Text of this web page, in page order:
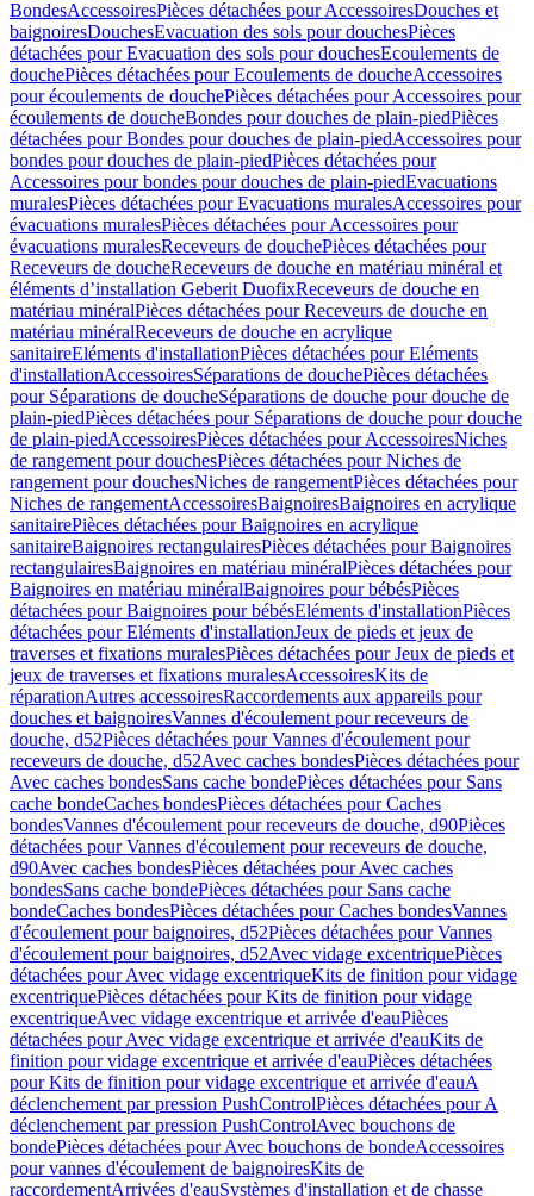
BondesAccessoiresPièces détachées pour AccessoiresDouches et
baignoiresDouchesEvacuation des sols pour douchesPièces
détachées pour Evacuation des sols pour douchesEcoulements de
douchePièces détachées pour Ecoulements de doucheAccessoires
pour écoulements de douchePièces détachées pour Accessoires pour
écoulements de doucheBondes pour douches de plain-piedPièces
détachées pour Bondes pour douches de plain-piedAccessoires pour
bondes pour douches de plain-piedPièces détachées pour
Accessoires pour bondes pour douches de plain-piedEvacuations
muralesPièces détachées pour Evacuations muralesAccessoires pour
évacuations muralesPièces détachées pour Accessoires pour
évacuations muralesReceveurs de douchePièces détachées pour
Receveurs de doucheReceveurs de douche en matériau minéral et
éléments d’installation Geberit DuofixReceveurs de douche en
matériau minéralPièces détachées pour Receveurs de douche en
matériau minéralReceveurs de douche en acrylique
sanitaireEléments d'installationPièces détachées pour Eléments
d'installationAccessoiresSéparations de douchePièces détachées
pour Séparations de doucheSéparations de douche pour douche de
plain-piedPièces détachées pour Séparations de douche pour douche
de plain-piedAccessoiresPièces détachées pour AccessoiresNiches
de rangement pour douchesPièces détachées pour Niches de
rangement pour douchesNiches de rangementPièces détachées pour
Niches de rangementAccessoiresBaignoiresBaignoires en acrylique
sanitairePièces détachées pour Baignoires en acrylique
sanitaireBaignoires rectangulairesPièces détachées pour Baignoires
rectangulairesBaignoires en matériau minéralPièces détachées pour
Baignoires en matériau minéralBaignoires pour bébésPièces
détachées pour Baignoires pour bébésEléments d'installationPièces
détachées pour Eléments d'installationJeux de pieds et jeux de
traverses et fixations muralesPièces détachées pour Jeux de pieds et
jeux de traverses et fixations muralesAccessoiresKits de
réparationAutres accessoiresRaccordements aux appareils pour
douches et baignoiresVannes d'écoulement pour receveurs de
douche, d52Pièces détachées pour Vannes d'écoulement pour
receveurs de douche, d52Avec caches bondesPièces détachées pour
Avec caches bondesSans cache bondePièces détachées pour Sans
cache bondeCaches bondesPièces détachées pour Caches
bondesVannes d'écoulement pour receveurs de douche, d90Pièces
détachées pour Vannes d'écoulement pour receveurs de douche,
d90Avec caches bondesPièces détachées pour Avec caches
bondesSans cache bondePièces détachées pour Sans cache
bondeCaches bondesPièces détachées pour Caches bondesVannes
d'écoulement pour baignoires, d52Pièces détachées pour Vannes
d'écoulement pour baignoires, d52Avec vidage excentriquePièces
détachées pour Avec vidage excentriqueKits de finition pour vidage
excentriquePièces détachées pour Kits de finition pour vidage
excentriqueAvec vidage excentrique et arrivée d'eauPièces
détachées pour Avec vidage excentrique et arrivée d'eauKits de
finition pour vidage excentrique et arrivée d'eauPièces détachées
pour Kits de finition pour vidage excentrique et arrivée d'eauA
déclenchement par pression PushControlPièces détachées pour A
déclenchement par pression PushControlAvec bouchons de
bondePièces détachées pour Avec bouchons de bondeAccessoires
pour vannes d'écoulement de baignoiresKits de
raccordementArrivées d'eauSystèmes d'installation et de chasse